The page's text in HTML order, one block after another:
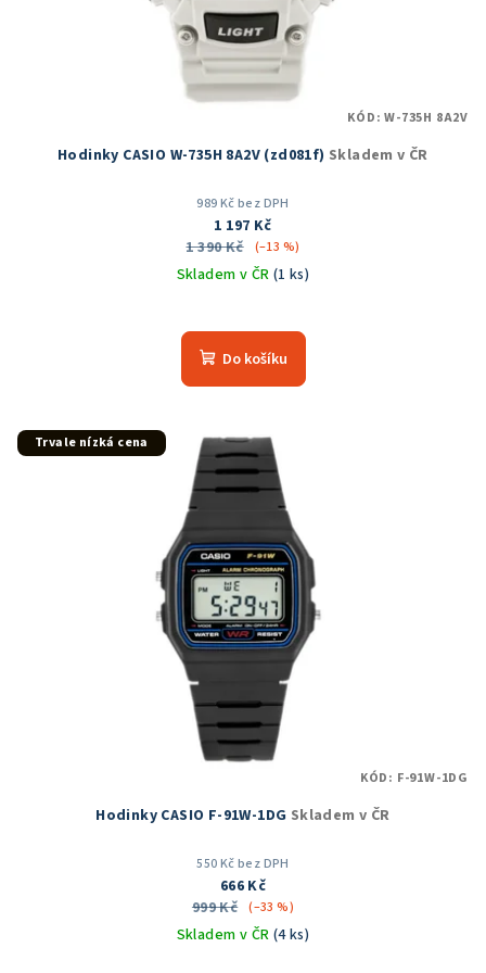
Hodinky CASIO W-735H 8A2V (zd081f) Skladem v ČR
989 Kč bez DPH
1 197 Kč
1 390 Kč
(–13 %)
Skladem v ČR (1 ks)
Do košíku
KÓD:W-735H 8A2V
Trvale nízká cena
Hodinky CASIO F-91W-1DG Skladem v ČR
550 Kč bez DPH
666 Kč
999 Kč (–33 %)
Skladem v ČR (4 ks)
KÓD: F-91W-1DG